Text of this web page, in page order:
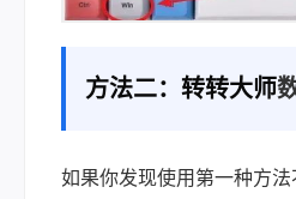
方法二：转转大师
如果你发现使用第一种方法